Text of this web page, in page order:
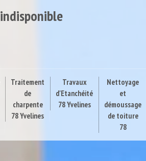
indisponible
Traitement
de
charpente
78 Yvelines
Travaux
d'Etanchéité
78 Yvelines
Nettoyage
et
démoussage
de toiture
78